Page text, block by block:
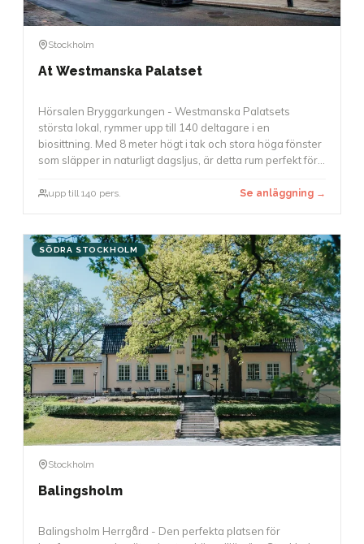
Stockholm
At Westmanska Palatset
Hörsalen Bryggarkungen - Westmanska Palatsets
största lokal, rymmer upp till 140 deltagare i en
biosittning. Med 8 meter högt i tak och stora höga fönster
som släpper in naturligt dagsljus, är detta rum perfekt för
paneldebatter. Den exceptionella akustiken möjliggör
upp till 140 pers. Se anläggning →
SÖDRA STOCKHOLM
Stockholm
Balingsholm
Balingsholm Herrgård - Den perfekta platsen för